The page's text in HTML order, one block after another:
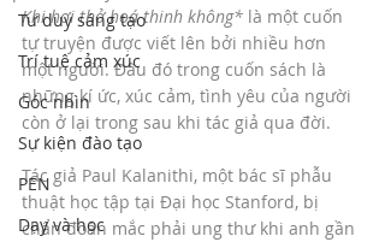
Tư duy sáng tạo
Trí tuệ cảm xúc
Góc nhìn
Sự kiện đào tạo
PEN
Dạy và học
Khi hơi thở hoá thinh không* là một cuốn
tự truyện được viết lên bởi nhiều hơn
một người. Đâu đó trong cuốn sách là
những kí ức, xúc cảm, tình yêu của người
còn ở lại trong sau khi tác giả qua đời.
Tác giả Paul Kalanithi, một bác sĩ phẫu
thuật học tập tại Đại học Stanford, bị
chẩn đoán mắc phải ung thư khi anh gần